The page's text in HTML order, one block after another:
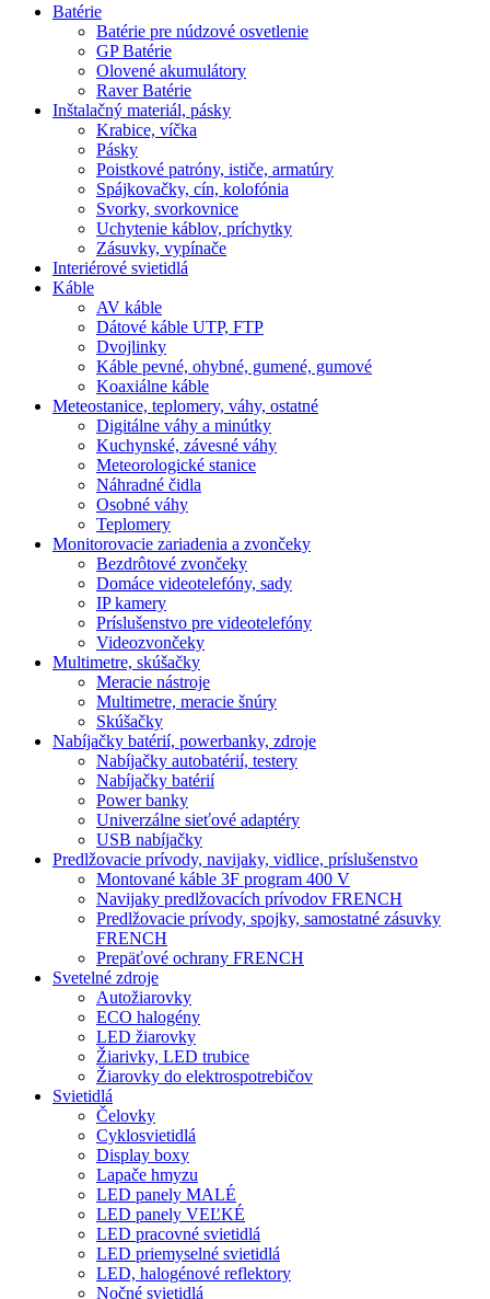
Batérie
Batérie pre núdzové osvetlenie
GP Batérie
Olovené akumulátory
Raver Batérie
Inštalačný materiál, pásky
Krabice, víčka
Pásky
Poistkové patróny, ističe, armatúry
Spájkovačky, cín, kolofónia
Svorky, svorkovnice
Uchytenie káblov, príchytky
Zásuvky, vypínače
Interiérové svietidlá
Káble
AV káble
Dátové káble UTP, FTP
Dvojlinky
Káble pevné, ohybné, gumené, gumové
Koaxiálne káble
Meteostanice, teplomery, váhy, ostatné
Digitálne váhy a minútky
Kuchynské, závesné váhy
Meteorologické stanice
Náhradné čidla
Osobné váhy
Teplomery
Monitorovacie zariadenia a zvončeky
Bezdrôtové zvončeky
Domáce videotelefóny, sady
IP kamery
Príslušenstvo pre videotelefóny
Videozvončeky
Multimetre, skúšačky
Meracie nástroje
Multimetre, meracie šnúry
Skúšačky
Nabíjačky batérií, powerbanky, zdroje
Nabíjačky autobatérií, testery
Nabíjačky batérií
Power banky
Univerzálne sieťové adaptéry
USB nabíjačky
Predlžovacie prívody, navijaky, vidlice, príslušenstvo
Montované káble 3F program 400 V
Navijaky predlžovacích prívodov FRENCH
Predlžovacie prívody, spojky, samostatné zásuvky
FRENCH
Prepäťové ochrany FRENCH
Svetelné zdroje
Autožiarovky
ECO halogény
LED žiarovky
Žiarivky, LED trubice
Žiarovky do elektrospotrebičov
Svietidlá
Čelovky
Cyklosvietidlá
Display boxy
Lapače hmyzu
LED panely MALÉ
LED panely VEĽKÉ
LED pracovné svietidlá
LED priemyselné svietidlá
LED, halogénové reflektory
Nočné svietidlá